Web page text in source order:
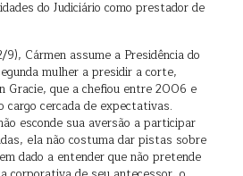
do Judiciário como prestador de
Cármen assume a Presidência do
mulher a presidir a corte,
Gracie, que a chefiou entre 2006 e
cargo cercada de expectativas.
esconde sua aversão a participar
ela não costuma dar pistas sobre
dado a entender que não pretende